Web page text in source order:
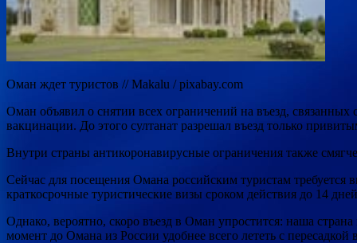
Оман ждет туристов // Makalu / pixabay.com
Оман объявил о снятии всех ограничений на въезд,
вакцинации. До этого султанат разрешал въезд только
Внутри страны антикоронавирусные ограничения также
Сейчас для посещения Омана российским туристам
краткосрочные туристические визы сроком действия до 14
Однако, вероятно, скоро въезд в Оман упростится: наша
момент до Омана из России удобнее всего лететь с